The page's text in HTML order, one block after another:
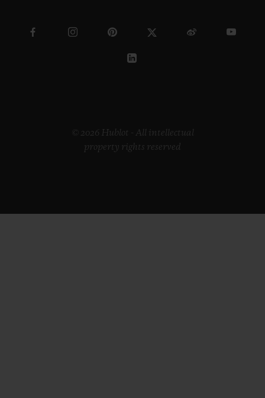
© 2026 Hublot - All intellectual
property rights reserved